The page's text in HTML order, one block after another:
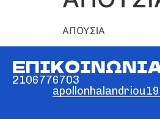
ΑΠΟΥΣΙΑ
2106776703